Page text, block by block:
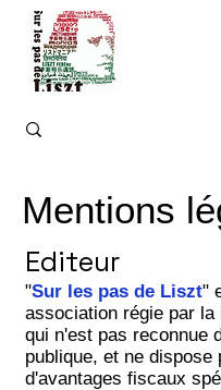
Mentions
Editeur
"Sur les pas de Liszt"
association régie par la
qui n'est pas reconnue
publique, et ne dispose
d'avantages fiscaux